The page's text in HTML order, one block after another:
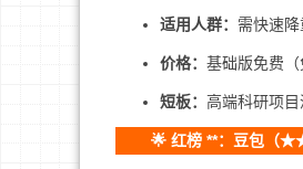
适用人群： 需快速
价格： 基础版免费
短板： 高端科研项目
🌟 红榜 **：豆包（